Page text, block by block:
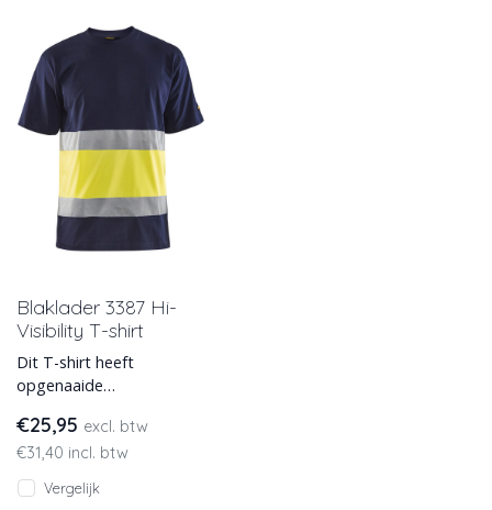
Blaklader 3387 Hi-
Visibility T-shirt
Dit T-shirt heeft
opgenaaide
open zijkanten voor een
beter comfort en goede
bewe
€25,95 excl. btw
€31,40 incl. btw
Vergelijk